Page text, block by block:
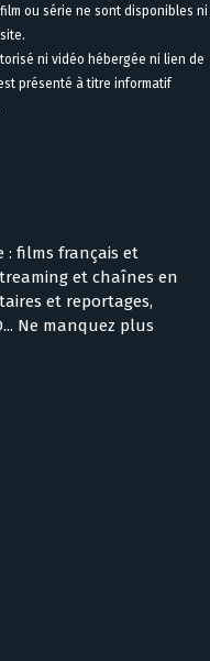
ou série ne sont disponibles ni
ni vidéo hébergée ni lien de
présenté à titre informatif
: films français et
et chaînes en
et reportages,
Ne manquez plus